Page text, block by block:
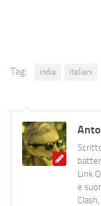
Tag: indie italiani
Link
e